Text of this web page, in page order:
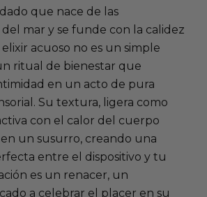
que nace de las
mar y se funde con la calidez
acuoso no es un simple
ritual de bienestar que
en un acto de pura
Su textura, ligera como
con el calor del cuerpo
en un susurro, creando una
entre el dispositivo y tu
es un renacer, un
a celebrar el placer en su